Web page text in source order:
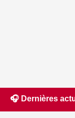
🎧 Dernières